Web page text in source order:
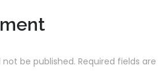
be published. Required fields are